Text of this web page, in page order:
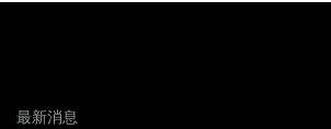
最新消息